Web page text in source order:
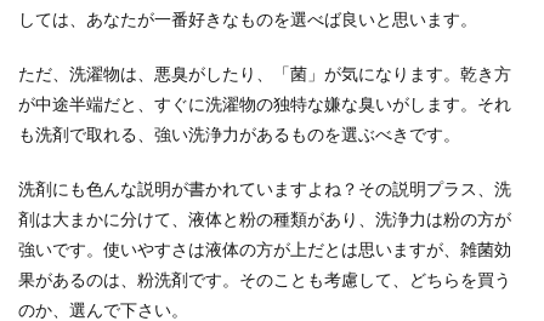
しては、あなたが一番好きなものを選べば良いと思います。
ただ、洗濯物は、悪臭がしたり、「菌」が気になります。乾き方
が中途半端だと、すぐに洗濯物の独特な嫌な臭いがします。それ
も洗剤で取れる、強い洗浄力があるものを選ぶべきです。
洗剤にも色んな説明が書かれていますよね？その説明プラス、洗
剤は大まかに分けて、液体と粉の種類があり、洗浄力は粉の方が
強いです。使いやすさは液体の方が上だとは思いますが、雑菌効
果があるのは、粉洗剤です。そのことも考慮して、どちらを買う
のか、選んで下さい。